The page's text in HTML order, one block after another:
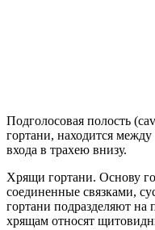
Подголосовая полость
гортани, находится
входа в трахею внизу.
Хрящи гортани. Основу
соединенные связками,
гортани подразделяют
хрящам относят